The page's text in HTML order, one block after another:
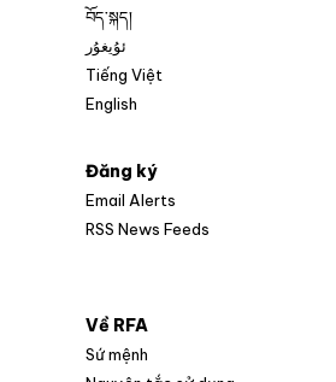
བོད་སྐད།
ئۇيغۇر
Tiếng Việt
English
Đăng ký
Email Alerts
RSS News Feeds
Về RFA
Sứ mệnh